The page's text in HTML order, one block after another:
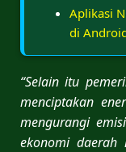
Aplikasi
di
“Selain itu
menciptakan
mengurangi
ekonomi daerah